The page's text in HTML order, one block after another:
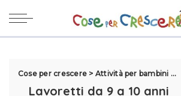
Cose per crescere > Attività per bambini
Lavoretti da 9 a 10 anni